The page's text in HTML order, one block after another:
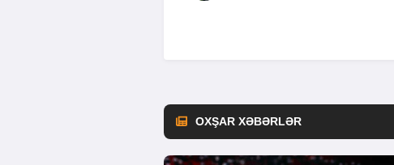
OXŞAR XƏBƏRLƏR